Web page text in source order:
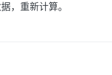
，重新计算。